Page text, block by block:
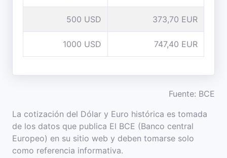
500 USD 373,70 EUR
1000 USD 747,40 EUR
Fuente: BCE
La cotización del Dólar y Euro histórica es tomada
de los datos que publica El BCE (Banco central
Europeo) en su sitio web y deben tomarse solo
como referencia informativa.